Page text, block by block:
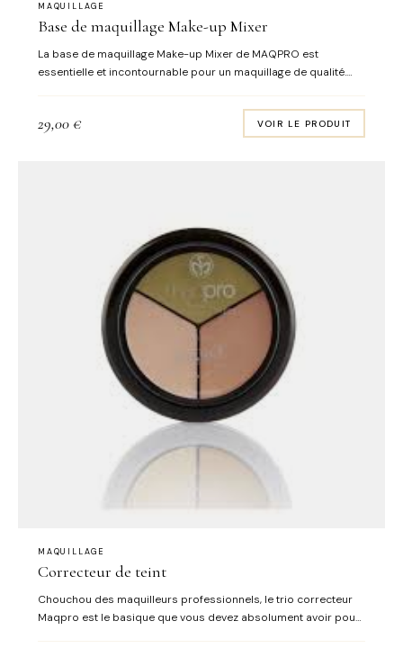
MAQUILLAGE
Base de maquillage Make-up Mixer
La base de maquillage Make-up Mixer de MAQPRO est
essentielle et incontournable pour un maquillage de qualité.
teint Soyez sûr de vos achats et optez pour le cours de
29,00€ VOIR LE PRODUIT
MAQUILLAGE
Correcteur de teint
Chouchou des maquilleurs professionnels, le trio correcteur
Maqpro est le basique que vous devez absolument avoir pour